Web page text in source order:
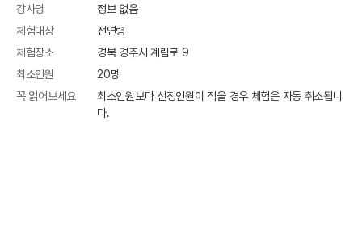
강사명
정보 없음
체험대상
전연령
체험장소
경북 경주시 계림로 9
최소인원
20명
꼭 읽어보세요
최소인원보다 신청인원이 적을 경우 체험은 자동 취소됩니
다.